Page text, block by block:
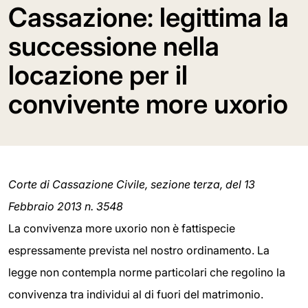
Cassazione: legittima la
successione nella
locazione per il
convivente more uxorio
Corte di Cassazione Civile, sezione terza, del 13
Febbraio 2013 n. 3548
La convivenza more uxorio non è fattispecie
espressamente prevista nel nostro ordinamento. La
legge non contempla norme particolari che regolino la
convivenza tra individui al di fuori del matrimonio.